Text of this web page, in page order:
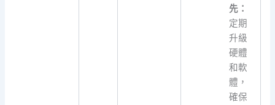
先：
定期
升級
硬體
和軟
體，
確保